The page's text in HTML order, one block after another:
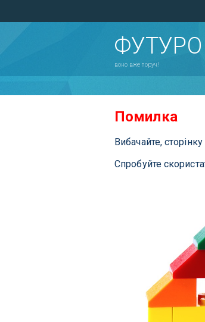
ФУТУРО
воно вже поруч!
Помилка
Вибачайте,
Спробуйте